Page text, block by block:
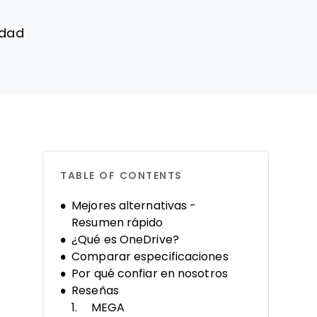
TABLE OF CONTENTS
Mejores alternativas -
Resumen rápido
¿Qué es OneDrive?
Comparar especificaciones
Por qué confiar en nosotros
Reseñas
MEGA